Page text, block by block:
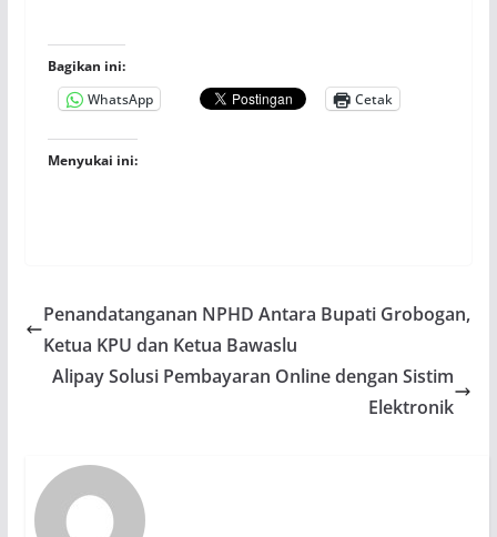
Bagikan ini:
WhatsApp
Cetak
Menyukai ini:
Penandatanganan NPHD Antara Bupati Grobogan,
Ketua KPU dan Ketua Bawaslu
Alipay Solusi Pembayaran Online dengan Sistim
Elektronik